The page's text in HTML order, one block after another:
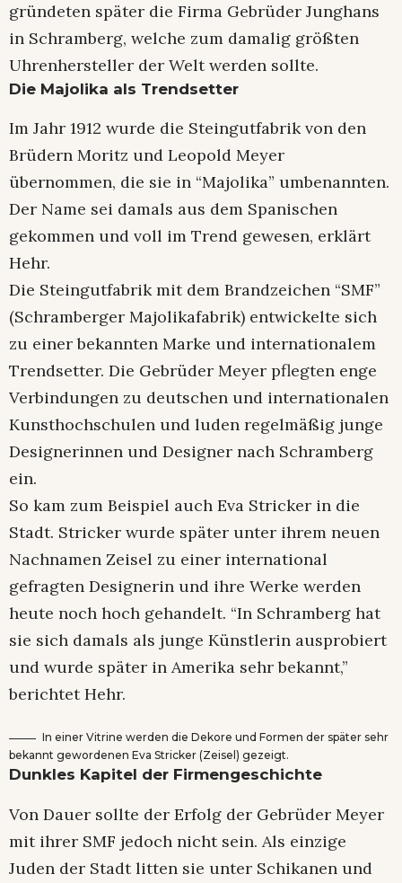
gründeten später die Firma Gebrüder Junghans
in Schramberg, welche zum damalig größten
Uhrenhersteller der Welt werden sollte.
Die Majolika als Trendsetter
Im Jahr 1912 wurde die Steingutfabrik von den
Brüdern Moritz und Leopold Meyer
übernommen, die sie in “Majolika” umbenannten.
Der Name sei damals aus dem Spanischen
gekommen und voll im Trend gewesen, erklärt
Hehr.
Die Steingutfabrik mit dem Brandzeichen “SMF”
(Schramberger Majolikafabrik) entwickelte sich
zu einer bekannten Marke und internationalem
Trendsetter. Die Gebrüder Meyer pflegten enge
Verbindungen zu deutschen und internationalen
Kunsthochschulen und luden regelmäßig junge
Designerinnen und Designer nach Schramberg
ein.
So kam zum Beispiel auch Eva Stricker in die
Stadt. Stricker wurde später unter ihrem neuen
Nachnamen Zeisel zu einer international
gefragten Designerin und ihre Werke werden
heute noch hoch gehandelt. “In Schramberg hat
sie sich damals als junge Künstlerin ausprobiert
und wurde später in Amerika sehr bekannt,”
berichtet Hehr.
In einer Vitrine werden die Dekore und Formen der später sehr
bekannt gewordenen Eva Stricker (Zeisel) gezeigt.
Dunkles Kapitel der Firmengeschichte
Von Dauer sollte der Erfolg der Gebrüder Meyer
mit ihrer SMF jedoch nicht sein. Als einzige
Juden der Stadt litten sie unter Schikanen und